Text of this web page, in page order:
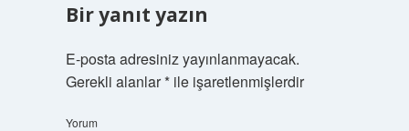
Bir yanıt yazın
E-posta adresiniz yayınlanmayacak.
Gerekli alanlar*ile işaretlenmişlerdir
Yorum